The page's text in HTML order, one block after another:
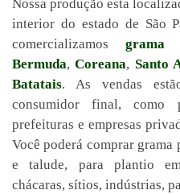
Nossa produção esta
interior do estado de São
comercializamos grama
Bermuda,Coreana, Santo
Batatais. As vendas
consumidor final, como
prefeituras e empresas
Você poderá comprar
e talude, para plantio
chácaras, sítios, indústrias,